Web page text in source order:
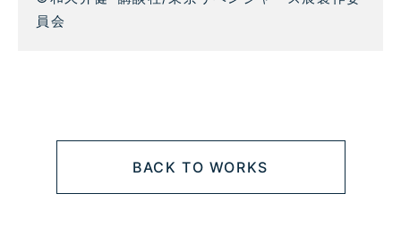
員会
BACK TO WORKS